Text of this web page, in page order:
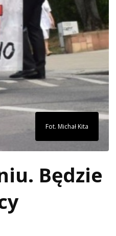
Fot. Michał Kita
Będzie